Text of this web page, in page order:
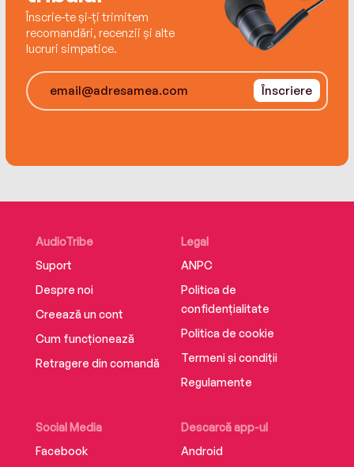
Înscrie-te și-ți trimitem
recomandări, recenzii și alte
lucruri simpatice.
Înscriere
AudioTribe
Suport
Despre noi
Creează un cont
Cum funcționează
Retragere din comandă
Social Media
Facebook
Descarcă app-ul
Android
Legal
ANPC
Politica de
confidențialitate
Politica de cookie
Termeni și condiții
Regulamente